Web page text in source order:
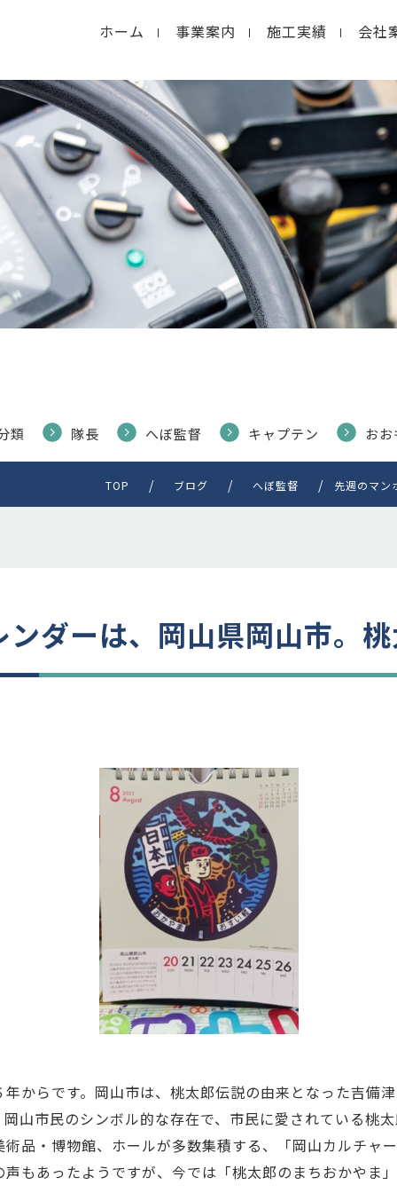
ホーム 事業案内 施工実績 会社
/home/macolab2/inouedoro.co.jp/public_html/
on line14
類 隊長 へぼ監督 キャプテン お
TOP ブログ へぼ監督 先週のマン
ダーは、岡山県岡山市。桃
からです。岡山市は、桃太郎伝説の由来となった吉備
山市民のシンボル的な存在で、市民に愛されている桃
品・博物館、ホールが多数集積する、「岡山カルチャ
もあったようですが、今では「桃太郎のまちおかやま